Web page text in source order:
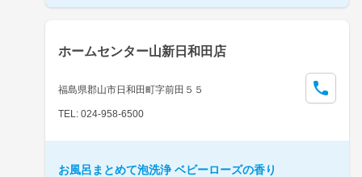
ホームセンター山新日和田店
福島県郡山市日和田町字前田５５
TEL: 024-958-6500
お風呂まとめて泡洗浄 ベビーローズの香り